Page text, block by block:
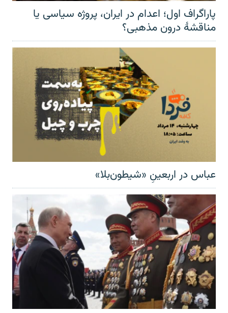
پاراگراف اول؛ اعدام در ایران، پروژه سیاسی یا
مناقشهٔ درون مذهبی؟
عباس در اربعینِ «شیطون‌بلا»